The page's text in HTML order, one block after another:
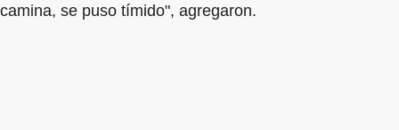
camina, se puso tímido", agregaron.